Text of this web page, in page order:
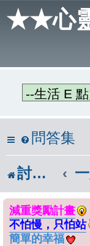
★★心
問答集
討論區首頁
減重獎勵計畫
不怕慢，只怕站
簡單的幸福